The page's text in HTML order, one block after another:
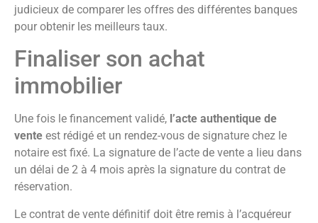
judicieux de comparer les offres des différentes banques
pour obtenir les meilleurs taux.
Finaliser son achat
immobilier
Une fois le financement validé, l’acte authentique de
vente est rédigé et un rendez-vous de signature chez le
notaire est fixé. La signature de l’acte de vente a lieu dans
un délai de 2 à 4 mois après la signature du contrat de
réservation.
Le contrat de vente définitif doit être remis à l’acquéreur